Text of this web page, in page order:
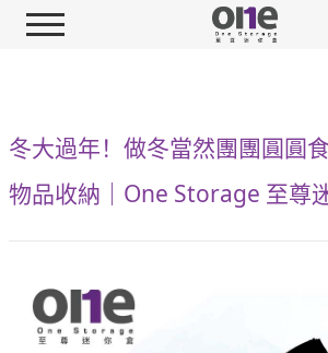
冬大過年！做冬當然團團圓圓
物品收納｜One Storage 至尊